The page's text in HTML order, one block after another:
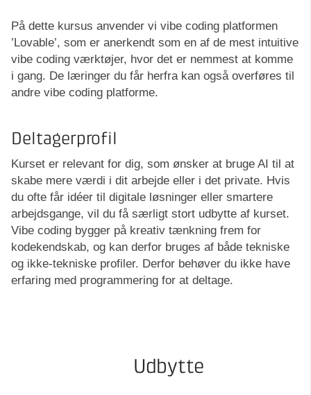
På dette kursus anvender vi vibe coding platformen
’Lovable’, som er anerkendt som en af de mest intuitive
vibe coding værktøjer, hvor det er nemmest at komme
i gang. De læringer du får herfra kan også overføres til
andre vibe coding platforme.
Deltagerprofil
Kurset er relevant for dig, som ønsker at bruge AI til at
skabe mere værdi i dit arbejde eller i det private. Hvis
du ofte får idéer til digitale løsninger eller smartere
arbejdsgange, vil du få særligt stort udbytte af kurset.
Vibe coding bygger på kreativ tænkning frem for
kodekendskab, og kan derfor bruges af både tekniske
og ikke-tekniske profiler. Derfor behøver du ikke have
erfaring med programmering for at deltage.
Udbytte